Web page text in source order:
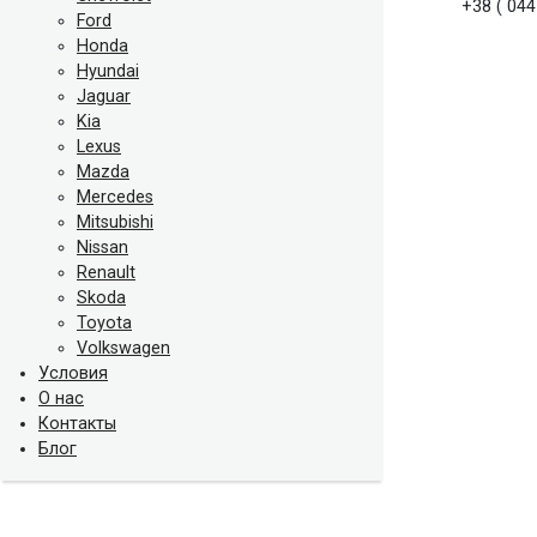
Ford
Honda
Hyundai
Jaguar
Kia
Lexus
Mazda
Mercedes
Mitsubishi
Nissan
Renault
Skoda
Toyota
Volkswagen
Условия
О нас
Контакты
Блог
+38 (